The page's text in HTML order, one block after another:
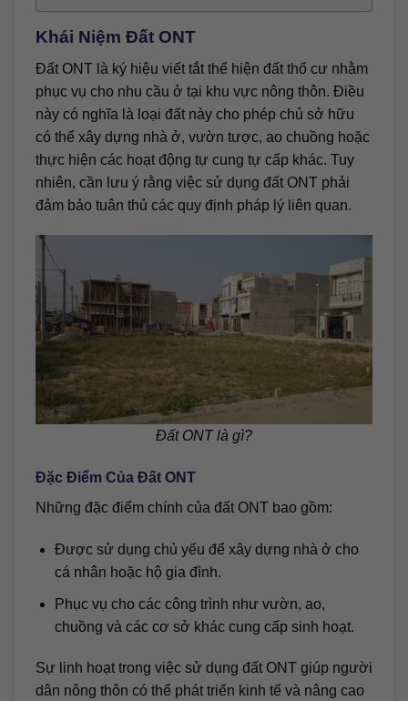
Khái Niệm Đất ONT
Đất ONT là ký hiệu viết tắt thể hiện đất thổ cư nhằm
phục vụ cho nhu cầu ở tại khu vực nông thôn. Điều
này có nghĩa là loại đất này cho phép chủ sở hữu
có thể xây dựng nhà ở, vườn tược, ao chuồng hoặc
thực hiện các hoạt động tự cung tự cấp khác. Tuy
nhiên, cần lưu ý rằng việc sử dụng đất ONT phải
đảm bảo tuân thủ các quy định pháp lý liên quan.
Đất ONT là gì?
Đặc Điểm Của Đất ONT
Những đặc điểm chính của đất ONT bao gồm:
Được sử dụng chủ yếu để xây dựng nhà ở cho
cá nhân hoặc hộ gia đình.
Phục vụ cho các công trình như vườn, ao,
chuồng và các cơ sở khác cung cấp sinh hoạt.
Sự linh hoạt trong việc sử dụng đất ONT giúp người
dân nông thôn có thể phát triển kinh tế và nâng cao